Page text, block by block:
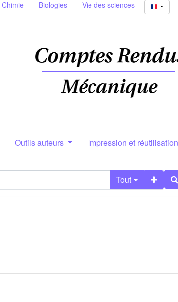
Chimie Biologies Vie des sciences
Outils auteurs Impression et réutilisation
Tout